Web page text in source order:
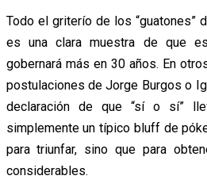
Todo el griterío de los “guatones”
es una clara muestra de que
gobernará más en 30 años. En
postulaciones de Jorge Burgos o
declaración de que “sí o sí”
simplemente un típico bluff de
para triunfar, sino que para
considerables.